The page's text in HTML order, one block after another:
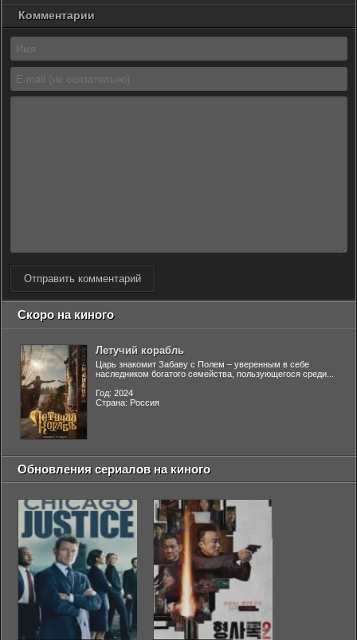
Комментарии
Отправить комментарий
Скоро на киного
Летучий корабль
Царь знакомит Забаву с Полем – уверенным в себе
наследником богатого семейства, пользующегося среди...
Год: 2024
Страна: Россия
Обновления сериалов на киного